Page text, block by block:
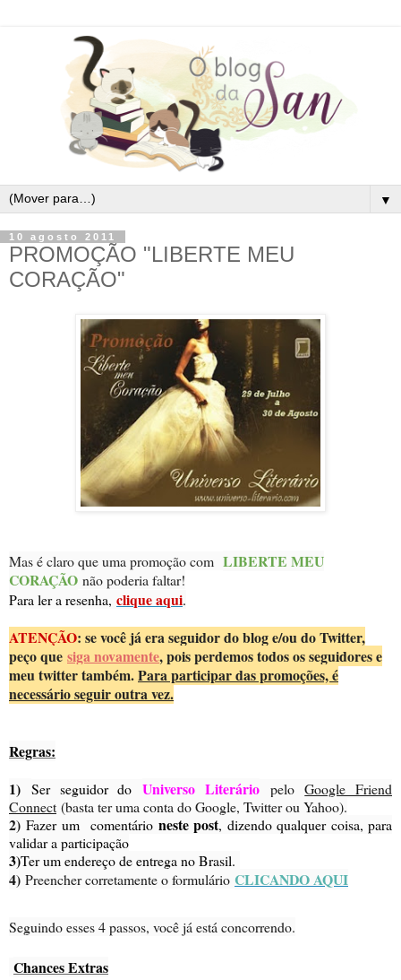
▼
10 agosto 2011
PROMOÇÃO "LIBERTE MEU
CORAÇÃO"
Mas é claro que uma promoção com LIBERTE MEU
CORAÇÃO não poderia faltar!
Para ler a resenha, clique aqui.
ATENÇÃO: se você já era seguidor do blog e/ou do Twitter,
peço que siga novamente, pois perdemos todos os seguidores e
meu twitter também.Para participar das promoções, é
necessário seguir outra vez.
Regras:
1) Ser seguidor do Universo LiteráriopeloGoogle Friend
Connect (basta ter uma conta do Google, Twitter ou Yahoo).
2) Fazer um comentárioneste post, dizendo qualquer coisa, para
validar a participação
3)Ter um endereço de entrega no Brasil.
4) Preencher corretamente o formulário CLICANDO AQUI
Seguindo esses 4 passos, você já está concorrendo.
Chances Extras